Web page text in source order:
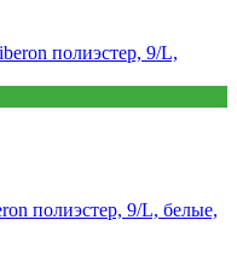
полиэстер, 9/L, белые,